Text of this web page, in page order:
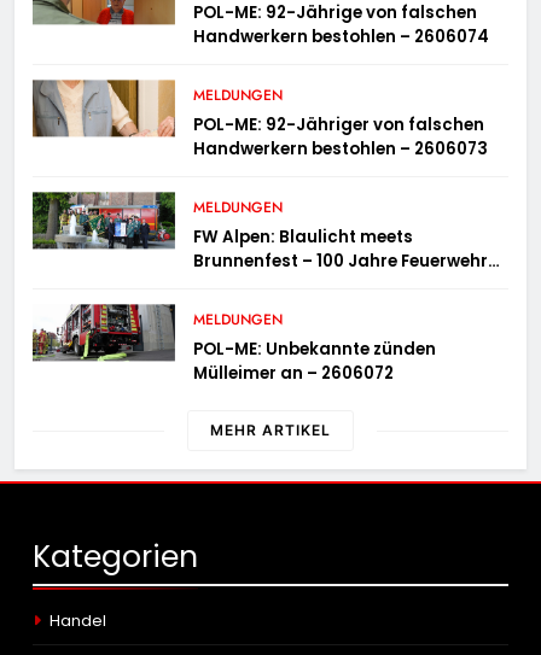
POL-ME: 92-Jährige von falschen
Handwerkern bestohlen – 2606074
MELDUNGEN
POL-ME: 92-Jähriger von falschen
Handwerkern bestohlen – 2606073
MELDUNGEN
FW Alpen: Blaulicht meets
Brunnenfest – 100 Jahre Feuerwehr
MELDUNGEN
POL-ME: Unbekannte zünden
Mülleimer an – 2606072
MEHR ARTIKEL
Kategorien
Handel